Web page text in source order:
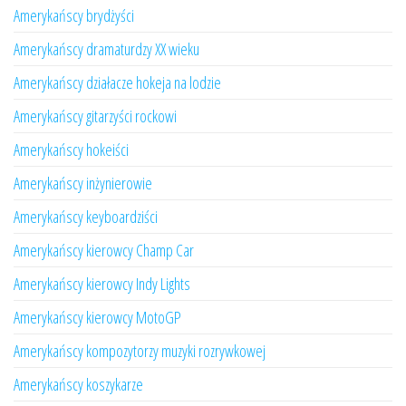
Amerykańscy brydżyści
Amerykańscy dramaturdzy XX wieku
Amerykańscy działacze hokeja na lodzie
Amerykańscy gitarzyści rockowi
Amerykańscy hokeiści
Amerykańscy inżynierowie
Amerykańscy keyboardziści
Amerykańscy kierowcy Champ Car
Amerykańscy kierowcy Indy Lights
Amerykańscy kierowcy MotoGP
Amerykańscy kompozytorzy muzyki rozrywkowej
Amerykańscy koszykarze